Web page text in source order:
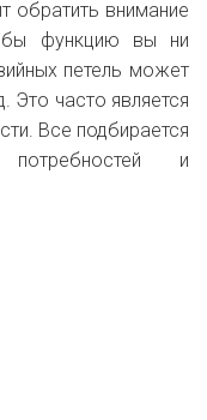
обратить внимание
бы функцию вы ни
петель может
часто является
Все подбирается
и